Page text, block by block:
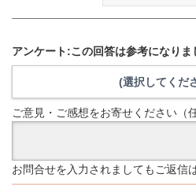
アンケート:この回答は参考になりま
(選択してくだ
ご意見・ご感想をお寄せください（任
お問合せを入力されましてもご返信